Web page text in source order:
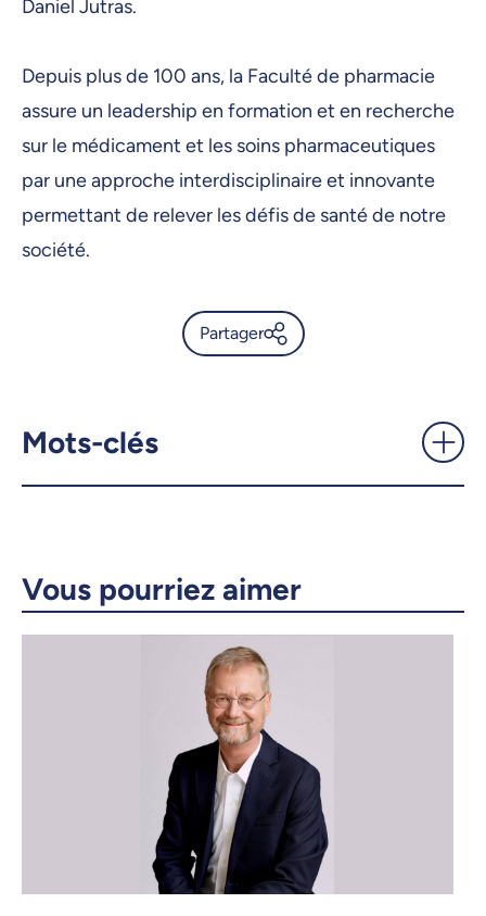
Daniel Jutras.
Depuis plus de 100 ans, la Faculté de pharmacie
assure un leadership en formation et en recherche
sur le médicament et les soins pharmaceutiques
par une approche interdisciplinaire et innovante
permettant de relever les défis de santé de notre
société.
Partager
Copier le lien
Mots-clés
Vous pourriez aimer